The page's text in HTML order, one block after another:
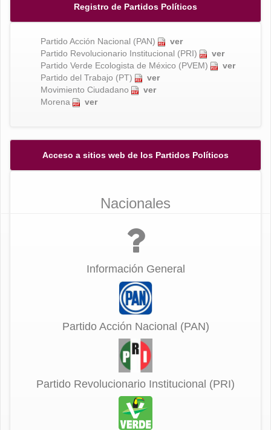
Registro de Partidos Políticos
Partido Acción Nacional (PAN)
ver
Partido Revolucionario Institucional (PRI)
ver
Partido Verde Ecologista de México (PVEM)
ver
Partido del Trabajo (PT)
ver
Movimiento Ciudadano
ver
Morena
ver
Acceso a sitios web de los Partidos Políticos
Nacionales
Información General
Partido Acción Nacional (PAN)
Partido Revolucionario Institucional (PRI)